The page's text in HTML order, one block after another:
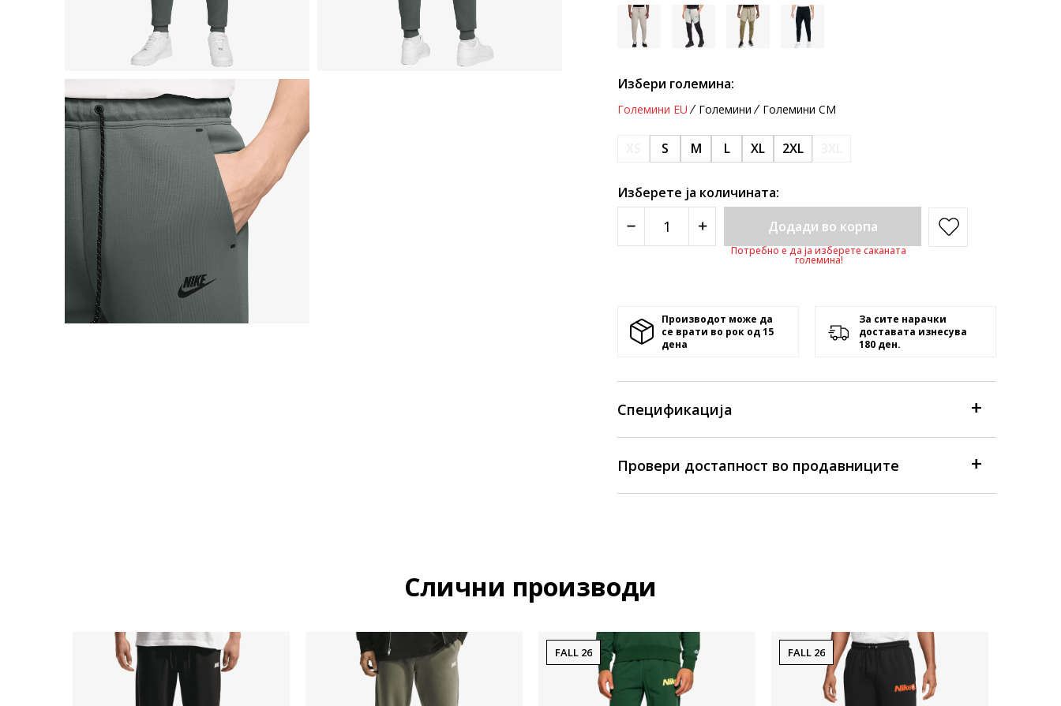
Избери големина:
Големини EU Големини Големини CM
S M L XL 2XL
Изберете ја количината:
Додади во корпа
Потребно е да ја изберете саканата
големина!
Производот може да
се врати во рок од 15
денa
За сите нарачки
доставата изнесува
180 ден.
Спецификација
Провери достапност во продавниците
Слични производи
FALL 26 FALL 26